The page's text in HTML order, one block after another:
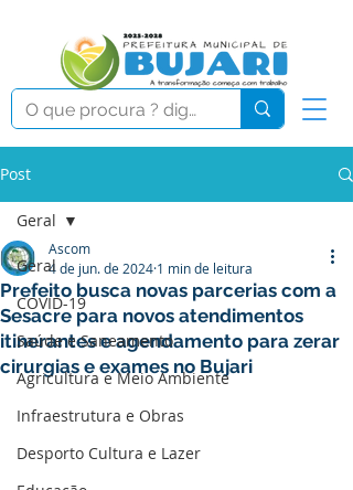
Post
Geral
COVID-19
Saúde e Saneamento
Agricultura e Meio Ambiente
Infraestrutura e Obras
Desporto Cultura e Lazer
Geral
Prefeito busca novas parcerias com a
Sesacre para novos atendimentos
itinerantes e agendamento para zerar
cirurgias e exames no Bujari
Ascom
4 de jun. de 2024 1 min de leitura